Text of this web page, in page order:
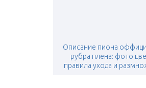
Описание пиона
рубра плена: фото
правила ухода и